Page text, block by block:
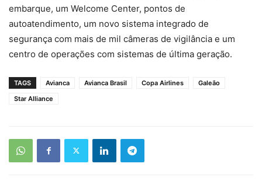
embarque, um Welcome Center, pontos de
autoatendimento, um novo sistema integrado de
segurança com mais de mil câmeras de vigilância e um
centro de operações com sistemas de última geração.
TAGS Avianca Avianca Brasil Copa Airlines
Galeão
Star Alliance